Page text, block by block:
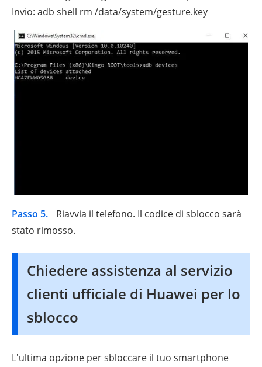
Invio: adb shell rm /data/system/gesture.key
Passo 5.
Riavvia il telefono. Il codice di sblocco sarà
stato rimosso.
Chiedere assistenza al servizio
clienti ufficiale di Huawei per lo
sblocco
L'ultima opzione per sbloccare il tuo smartphone